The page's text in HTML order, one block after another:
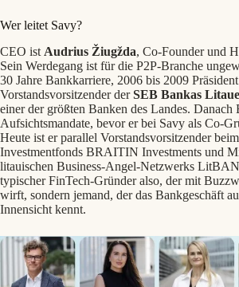
Wer leitet Savy?
CEO ist Audrius Žiugžda, Co-Founder und
Sein Werdegang ist für die P2P-Branche
30 Jahre Bankkarriere, 2006 bis 2009
Vorstandsvorsitzender derSEB Bankas
einer der größten Banken des Landes. Danach
Aufsichtsmandate, bevor er bei Savy als Co-
Heute ist er parallel Vorstandsvorsitzender beim
Investmentfonds BRAITIN Investments und
litauischen Business-Angel-Netzwerks
typischer FinTech-Gründer also, der mit
wirft, sondern jemand, der das Bankgeschäft
Innensicht kennt.